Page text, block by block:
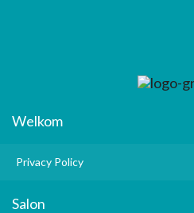
Welkom
Privacy Policy
Salon